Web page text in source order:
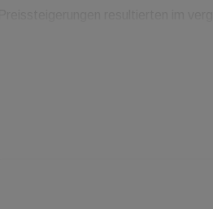
Marktanalyse bei ImmoScout24.Im
den Rhein-Metropolen entwickelten